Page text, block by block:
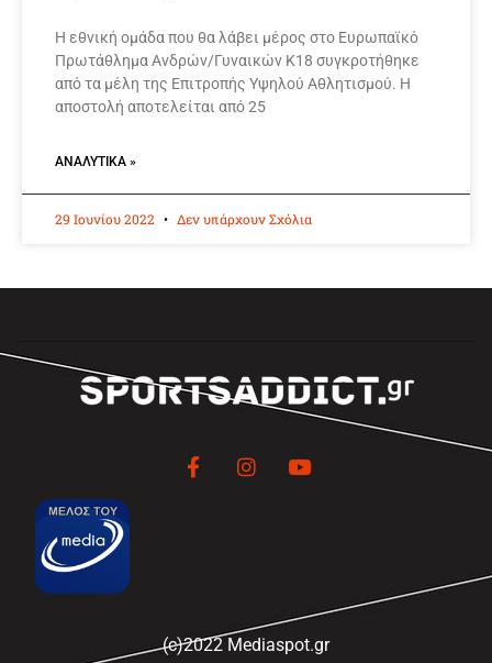
Η εθνική ομάδα που θα λάβει μέρος στο Ευρωπαϊκό
Πρωτάθλημα Ανδρών/Γυναικών Κ18 συγκροτήθηκε
από τα μέλη της Επιτροπής Υψηλού Αθλητισμού. Η
αποστολή αποτελείται από 25
ΑΝΑΛΥΤΙΚΆ »
29 Ιουνίου 2022 Δεν υπάρχουν Σχόλια
(c)2022 Mediaspot.gr